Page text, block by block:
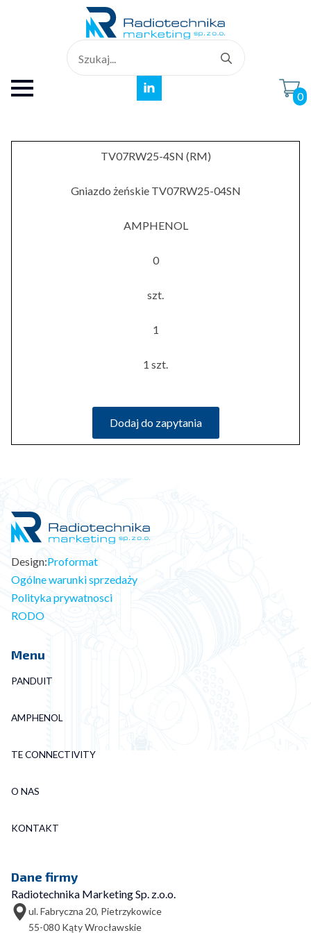
for:
0
TV07RW25-4SN (RM)
Gniazdo żeńskie TV07RW25-04SN
AMPHENOL
0
szt.
1
1 szt.
Dodaj do zapytania
Design:Proformat
Ogólne warunki sprzedaży
Polityka prywatnosci
RODO
Menu
PANDUIT
AMPHENOL
TE CONNECTIVITY
O NAS
KONTAKT
Dane firmy
Radiotechnika Marketing Sp. z.o.o.
ul. Fabryczna 20, Pietrzykowice
55-080 Kąty Wrocławskie